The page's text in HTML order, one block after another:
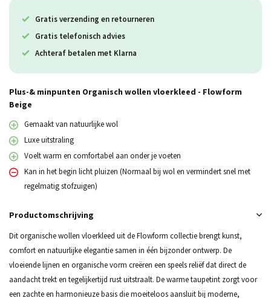
Gratis verzending en retourneren
Gratis telefonisch advies
Achteraf betalen met Klarna
Plus-& minpunten Organisch wollen vloerkleed - Flowform
Beige
Gemaakt van natuurlijke wol
Luxe uitstraling
Voelt warm en comfortabel aan onder je voeten
Kan in het begin licht pluizen (Normaal bij wol en vermindert snel met
regelmatig stofzuigen)
Productomschrijving
Dit organische wollen vloerkleed uit de Flowform collectie brengt kunst,
comfort en natuurlijke elegantie samen in één bijzonder ontwerp. De
vloeiende lijnen en organische vorm creëren een speels reliëf dat direct de
aandacht trekt en tegelijkertijd rust uitstraalt. De warme taupetint zorgt voor
een zachte en harmonieuze basis die moeiteloos aansluit bij moderne,